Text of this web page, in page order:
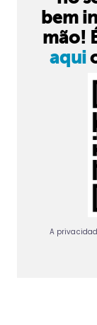
bem
mão!
aqui
A